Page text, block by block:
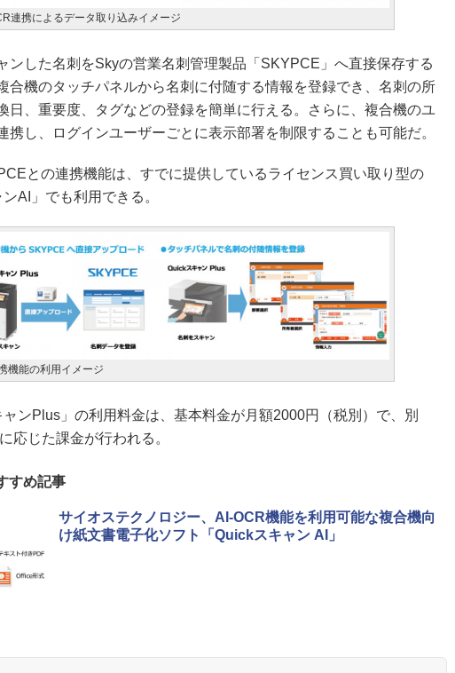
連携によるデータ取り込みイメージ
した名刺をSkyの営業名刺管理製品「SKYPCE」へ直接保存する
合機のタッチパネルから名刺に付随する情報を登録でき、名刺の所
日、重要度、タグなどの登録を簡単に行える。さらに、複合機のユ
携し、ログインユーザーごとに表示部署を制限することも可能だ。
との連携機能は、すでに提供しているライセンス買い取り型の
ンAI」でも利用できる。
機能の利用イメージ
ンPlus」の利用料金は、基本料金が月額2000円（税別）で、別
応じた課金が行われる。
すめ記事
サイオステクノロジー、AI-OCR機能を利用可能な複合機向
け紙文書電子化ソフト「Quickスキャン AI」